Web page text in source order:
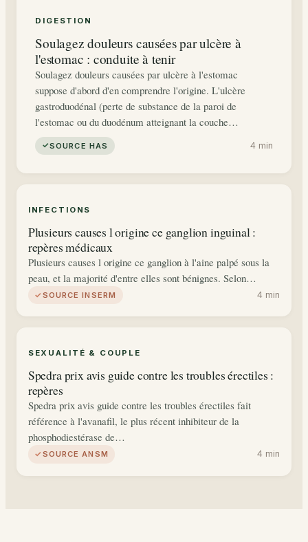
DIGESTION
Soulagez douleurs causées par ulcère à
l'estomac : conduite à tenir
Soulagez douleurs causées par ulcère à l'estomac
suppose d'abord d'en comprendre l'origine. L'ulcère
gastroduodénal (perte de substance de la paroi de
l'estomac ou du duodénum atteignant la couche…
SOURCE HAS 4 min
INFECTIONS
Plusieurs causes l origine ce ganglion inguinal :
repères médicaux
Plusieurs causes l origine ce ganglion à l'aine palpé sous la
peau, et la majorité d'entre elles sont bénignes. Selon…
SOURCE INSERM 4 min
SEXUALITÉ & COUPLE
Spedra prix avis guide contre les troubles érectiles :
repères
Spedra prix avis guide contre les troubles érectiles fait
référence à l'avanafil, le plus récent inhibiteur de la
phosphodiestérase de…
SOURCE ANSM 4 min